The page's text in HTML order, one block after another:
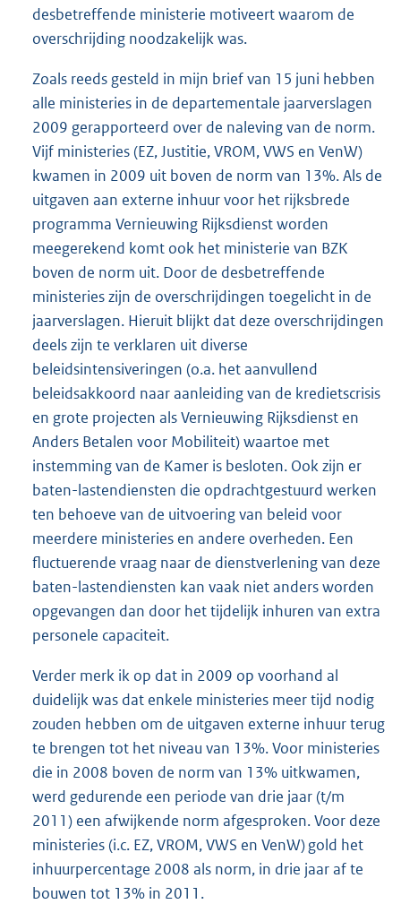
desbetreffende ministerie motiveert waarom de
overschrijding noodzakelijk was.
Zoals reeds gesteld in mijn brief van 15 juni hebben
alle ministeries in de departementale jaarverslagen
2009 gerapporteerd over de naleving van de norm.
Vijf ministeries (EZ, Justitie, VROM, VWS en VenW)
kwamen in 2009 uit boven de norm van 13%. Als de
uitgaven aan externe inhuur voor het rijksbrede
programma Vernieuwing Rijksdienst worden
meegerekend komt ook het ministerie van BZK
boven de norm uit. Door de desbetreffende
ministeries zijn de overschrijdingen toegelicht in de
jaarverslagen. Hieruit blijkt dat deze overschrijdingen
deels zijn te verklaren uit diverse
beleidsintensiveringen (o.a. het aanvullend
beleidsakkoord naar aanleiding van de kredietscrisis
en grote projecten als Vernieuwing Rijksdienst en
Anders Betalen voor Mobiliteit) waartoe met
instemming van de Kamer is besloten. Ook zijn er
baten-lastendiensten die opdrachtgestuurd werken
ten behoeve van de uitvoering van beleid voor
meerdere ministeries en andere overheden. Een
fluctuerende vraag naar de dienstverlening van deze
baten-lastendiensten kan vaak niet anders worden
opgevangen dan door het tijdelijk inhuren van extra
personele capaciteit.
Verder merk ik op dat in 2009 op voorhand al
duidelijk was dat enkele ministeries meer tijd nodig
zouden hebben om de uitgaven externe inhuur terug
te brengen tot het niveau van 13%. Voor ministeries
die in 2008 boven de norm van 13% uitkwamen,
werd gedurende een periode van drie jaar (t/m
2011) een afwijkende norm afgesproken. Voor deze
ministeries (i.c. EZ, VROM, VWS en VenW) gold het
inhuurpercentage 2008 als norm, in drie jaar af te
bouwen tot 13% in 2011.